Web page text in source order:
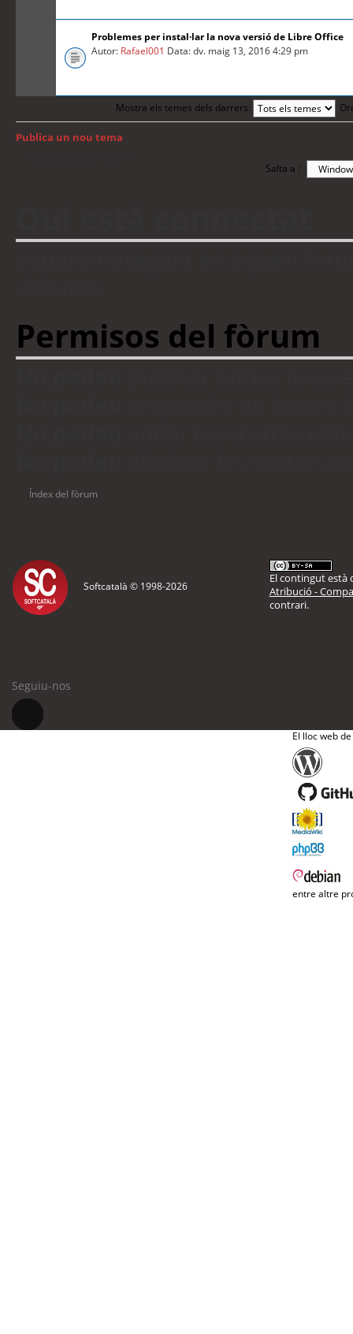
Problemes per instal·lar la nova versió de Libre Office
Autor: Rafael001 Data: dv. maig 13, 2016 4:29 pm
Mostra els temes dels darrers:
Publica un nou tema
Salta a :
Permisos del fòrum
Índex del fòrum
Softcatalà © 1998-2026
El contingut està
Atribució -
contrari.
Seguiu-nos
El lloc web
entre altre